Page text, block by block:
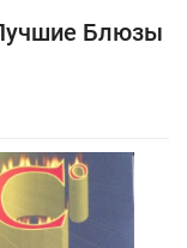
Блюзы